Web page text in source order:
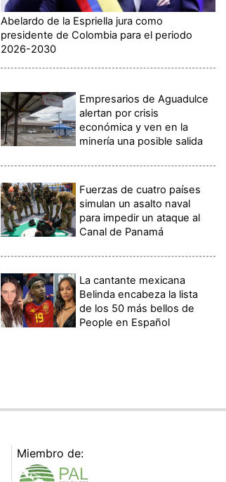
Abelardo de la Espriella jura como
presidente de Colombia para el periodo
2026-2030
Empresarios de Aguadulce
alertan por crisis
económica y ven en la
minería una posible salida
Fuerzas de cuatro países
simulan un asalto naval
para impedir un ataque al
Canal de Panamá
La cantante mexicana
Belinda encabeza la lista
de los 50 más bellos de
People en Español
Miembro de: